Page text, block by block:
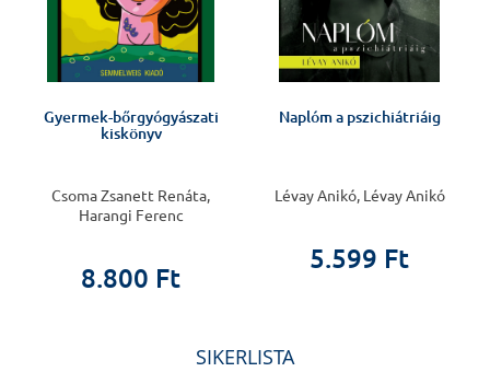
Gyermek-bőrgyógyászati
kiskönyv
Csoma Zsanett Renáta,
Harangi Ferenc
8.800 Ft
Naplóm a pszichiátriáig
Lévay Anikó, Lévay Anikó
5.599 Ft
SIKERLISTA